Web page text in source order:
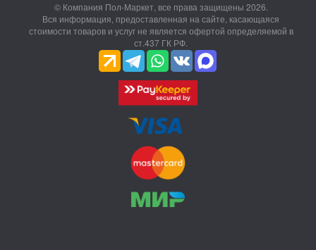
© Компания Пол-Маркет, все права защищены 2026.
Вся информация, предоставленная на сайте, касающаяся
стоимости товаров и услуг не является офертой определяемой в
ст.437 ГК РФ.